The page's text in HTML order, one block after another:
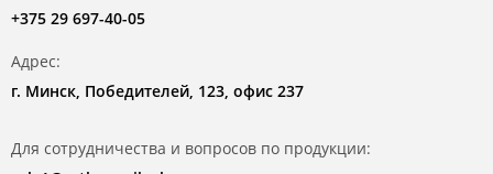
+375 29 697-40-05
Адрес:
г. Минск, Победителей, 123, офис 237
Для сотрудничества и вопросов по продукции: